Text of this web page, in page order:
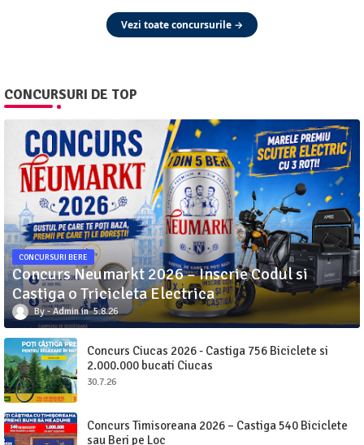
Vezi toate concursurile →
CONCURSURI DE TOP
CONCURSURI BERE
Concurs Neumarkt 2026 – Inscrie Codul si
Castiga o Tricicleta Electrica
Admin 5.8.26
Concurs Ciucas 2026 - Castiga 756 Biciclete si
2.000.000 bucati Ciucas
30.7.26
Concurs Timisoreana 2026 – Castiga 540 Biciclete
sau Beri pe Loc